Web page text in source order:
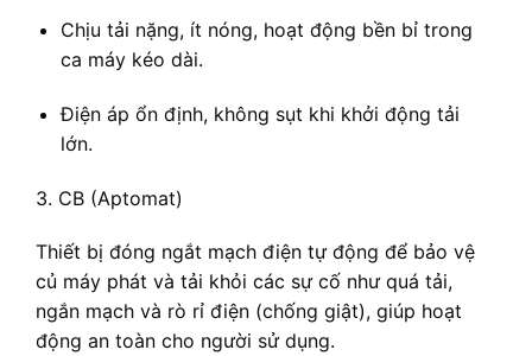
Chịu tải nặng, ít nóng, hoạt động bền bỉ trong
ca máy kéo dài.
Điện áp ổn định, không sụt khi khởi động tải
lớn.
3. CB (Aptomat)
Thiết bị đóng ngắt mạch điện tự động để bảo vệ
củ máy phát và tải khỏi các sự cố như quá tải,
ngắn mạch và rò rỉ điện (chống giật), giúp hoạt
động an toàn cho người sử dụng.